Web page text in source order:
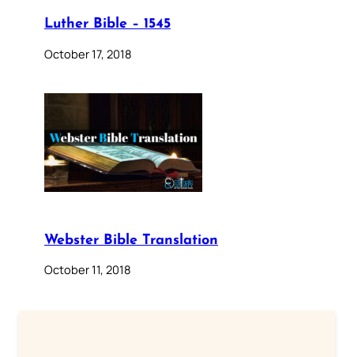
Luther Bible – 1545
October 17, 2018
Webster Bible Translation
October 11, 2018